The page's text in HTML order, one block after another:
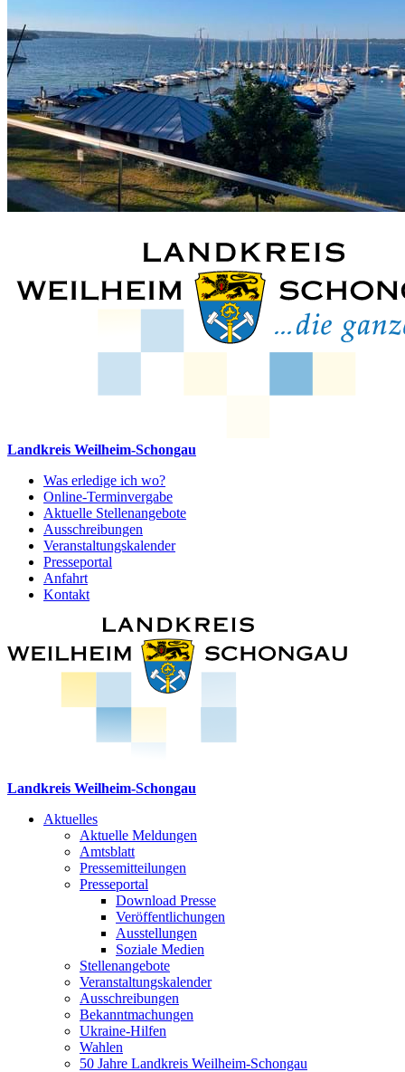
Landkreis Weilheim-Schongau
Was erledige ich wo?
Online-Terminvergabe
Aktuelle Stellenangebote
Ausschreibungen
Veranstaltungskalender
Presseportal
Anfahrt
Kontakt
Landkreis Weilheim-Schongau
Aktuelles
Aktuelle Meldungen
Amtsblatt
Pressemitteilungen
Presseportal
Download Presse
Veröffentlichungen
Ausstellungen
Soziale Medien
Stellenangebote
Veranstaltungskalender
Ausschreibungen
Bekanntmachungen
Ukraine-Hilfen
Wahlen
50 Jahre Landkreis Weilheim-Schongau